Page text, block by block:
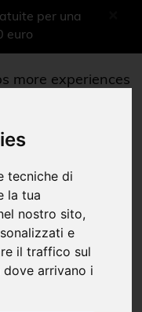
tecniche di
la tua
nostro sito,
e
il traffico sul
arrivano i
per una
euro
more experiences
CD e DVD